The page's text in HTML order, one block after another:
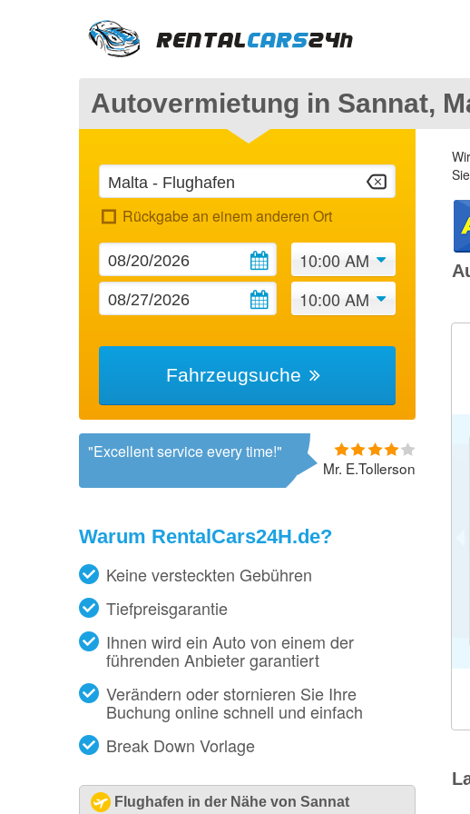
Autovermietung in Sannat,
Rückgabe an einem anderen Ort
10:00 AM
10:00 AM
Fahrzeugsuche
Excellent service every time!
Mr. E.Tollerson
Warum RentalCars24H.de?
Keine versteckten Gebühren
Tiefpreisgarantie
Ihnen wird ein Auto von einem der
führenden Anbieter garantiert
Verändern oder stornieren Sie Ihre
Buchung online schnell und einfach
Break Down Vorlage
Flughafen in der Nähe von Sannat